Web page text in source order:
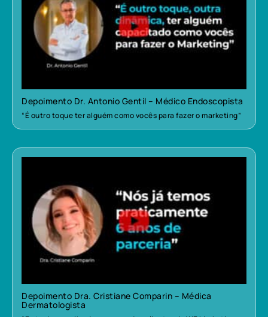
Depoimento Dr. Antonio Gentil – Médico Endoscopista
“É outro toque ter alguém como vocês para fazer o marketing”
Depoimento Dra. Cristiane Comparin – Médica
Dermatologista